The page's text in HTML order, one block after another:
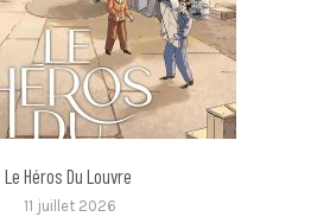
Le Héros Du Louvre
11 juillet 2026